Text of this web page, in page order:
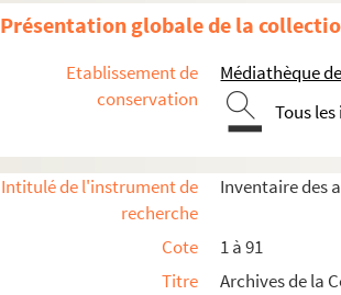
Présentation globale de la
Etablissement de
conservation
Médiathèque
Tous
Intitulé de l'instrument de
recherche
Inventaire des
Cote
1 à 91
Titre
Archives de la